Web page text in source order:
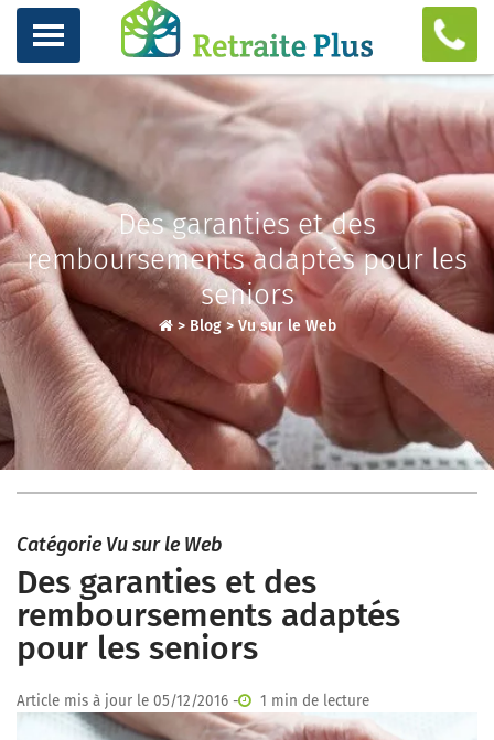
Des garanties et des
remboursements adaptés pour les
seniors
> Blog>Vu sur le Web
Catégorie Vu sur le Web
Des garanties et des
remboursements adaptés
pour les seniors
Article mis à jour le 05/12/2016 - 1 min de lecture